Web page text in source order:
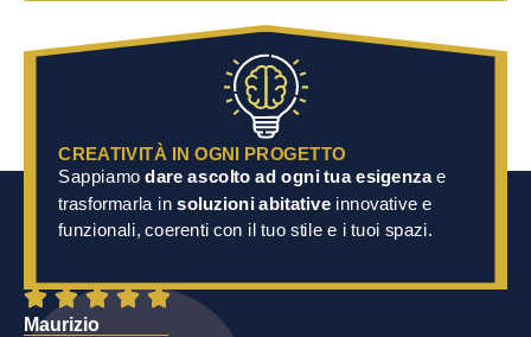
CREATIVITÀ IN OGNI PROGETTO
Sappiamodare ascolto ad ogni tua esigenzae
trasformarla in soluzioni abitative innovative e
funzionali, coerenti con il tuo stile e i tuoi spazi.
Fidati di chi ci ha già scelto.
La tua serenità, per noi, è una garanzia da
rispettare.
Maurizio